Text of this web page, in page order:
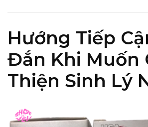
Hướng Tiếp
Đắn Khi Muốn
Thiện Sinh Lý